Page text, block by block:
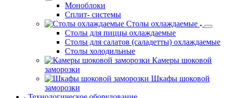
Моноблоки
Сплит- системы
Столы охлаждаемые
Столы для пиццы охлаждаемые
Столы для салатов (саладетты) охлаждаемые
Столы холодильные
Камеры шоковой
заморозки
Шкафы шоковой
заморозки